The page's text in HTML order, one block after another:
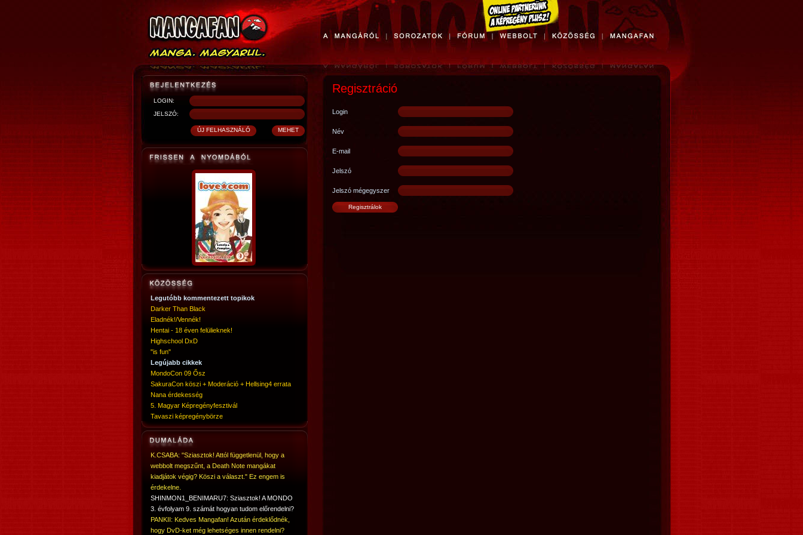
LOGIN:
JELSZÓ:
Legutóbb kommentezett topikok
Darker Than Black
Eladnék!/Vennék!
Hentai - 18 éven felülieknek!
Highschool DxD
"is fun"
Legújabb cikkek
MondoCon 09 Ősz
SakuraCon köszi + Moderáció + Hellsing4 errata
Nana érdekesség
5. Magyar Képregényfesztivál
Tavaszi képregénybörze
K.CSABA: "Sziasztok! Attól függetlenül, hogy a
webbolt megszűnt, a Death Note mangákat
kiadjátok végig? Köszi a választ." Ez engem is
érdekelne.
SHINMON1_BENIMARU7: Sziasztok! A MONDO
3. évfolyam 9. számát hogyan tudom előrendelni?
PANKII: Kedves Mangafan! Azután érdeklődnék,
hogy DvD-ket még lehetséges innen rendelni?
Regisztráció
Login
Név
E-mail
Jelszó
Jelszó mégegyszer